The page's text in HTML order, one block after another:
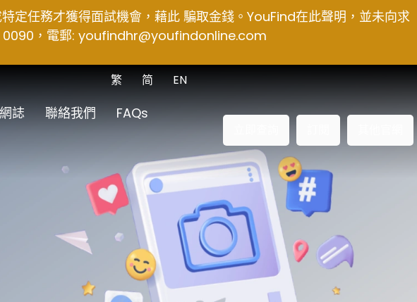
任務才獲得面試機會，藉此 騙取金錢。YouFind在此聲明，並未向求
，電郵: youfindhr@youfindonline.com
EN
简
繁
網誌 聯絡我們
FAQs